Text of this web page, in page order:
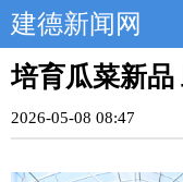
建德新闻网
培育瓜菜新品
2026-05-08 08:47